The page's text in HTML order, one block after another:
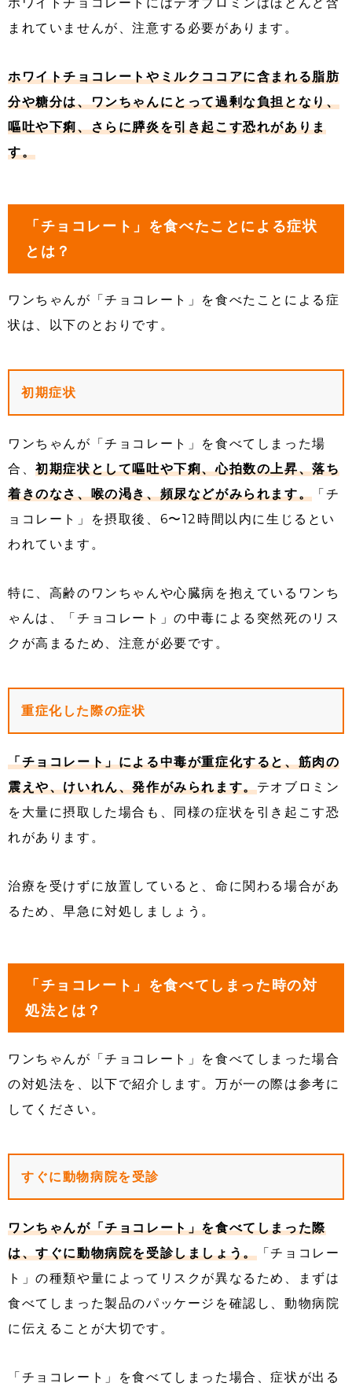
ホワイトチョコレートにはテオブロミンはほとんど含
まれていませんが、注意する必要があります。
ホワイトチョコレートやミルクココアに含まれる脂肪
分や糖分は、ワンちゃんにとって過剰な負担となり、
嘔吐や下痢、さらに膵炎を引き起こす恐れがありま
す。
「チョコレート」を食べたことによる症状
とは？
ワンちゃんが「チョコレート」を食べたことによる症
状は、以下のとおりです。
初期症状
ワンちゃんが「チョコレート」を食べてしまった場
合、初期症状として嘔吐や下痢、心拍数の上昇、落ち
着きのなさ、喉の渇き、頻尿などがみられます。 「チ
ョコレート」を摂取後、6〜12時間以内に生じるとい
われています。
特に、高齢のワンちゃんや心臓病を抱えているワンち
ゃんは、「チョコレート」の中毒による突然死のリス
クが高まるため、注意が必要です。
重症化した際の症状
「チョコレート」による中毒が重症化すると、筋肉の
震えや、けいれん、発作がみられます。テオブロミン
を大量に摂取した場合も、同様の症状を引き起こす恐
れがあります。
治療を受けずに放置していると、命に関わる場合があ
るため、早急に対処しましょう。
「チョコレート」を食べてしまった時の対
処法とは？
ワンちゃんが「チョコレート」を食べてしまった場合
の対処法を、以下で紹介します。万が一の際は参考に
してください。
すぐに動物病院を受診
ワンちゃんが「チョコレート」を食べてしまった際
は、すぐに動物病院を受診しましょう。「チョコレー
ト」の種類や量によってリスクが異なるため、まずは
食べてしまった製品のパッケージを確認し、動物病院
に伝えることが大切です。
「チョコレート」を食べてしまった場合、症状が出る